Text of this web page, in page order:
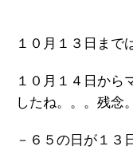
１０月１３日まで
１０月１４日から
したね。。。残念。
－６５の日が１３